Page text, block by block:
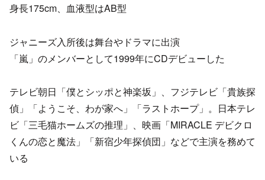
身長175cm、血液型はAB型
ジャニーズ入所後は舞台やドラマに出演
「嵐」のメンバーとして1999年にCDデビューした
テレビ朝日「僕とシッポと神楽坂」、フジテレビ「貴族探
偵」「ようこそ、わが家へ」「ラストホープ」。日本テレ
ビ「三毛猫ホームズの推理」、映画「MIRACLE デビクロ
くんの恋と魔法」「新宿少年探偵団」などで主演を務めて
いる